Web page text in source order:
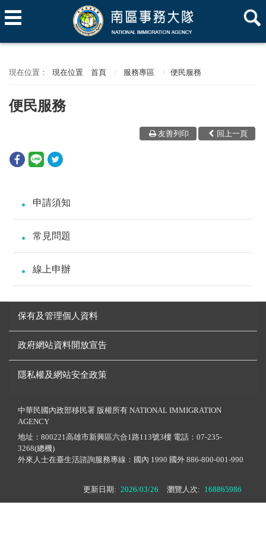
現在位置 首頁 服務專區 便民服務
便民服務
回上一頁
友善列印
申請須知
常見問題
線上申辦
保有及管理個人資料
政府網站資料開放宣告
隱私權及網站安全政策
中華民國內政部移民署 版權所有 NATIONAL IMMIGRATION
AGENCY
地址：800221高雄市新興區六合1路113號3樓 電話：07-235-
3268(總機)
外來人士在臺生活諮詢服務專線：國內 1990 國外 886-800-001-990
更新日期: 2026/03/26 瀏覽人次: 168865986